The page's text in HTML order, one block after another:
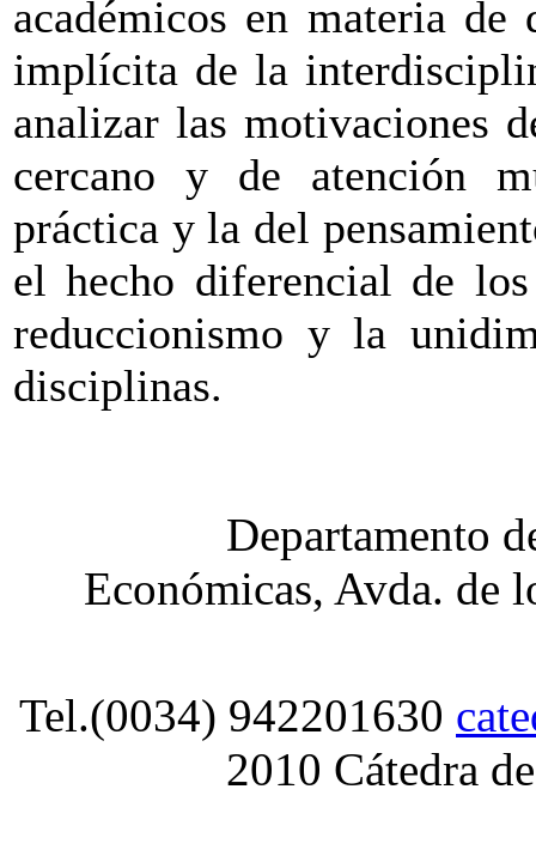
académicos en materia
implícita de la
analizar las motivaciones
cercano y de atención
práctica y la del
el hecho diferencial de
reduccionismo y la
disciplinas.
Departamento
Económicas, Avda. de
Tel.(0034) 942201630
2010 Cátedra